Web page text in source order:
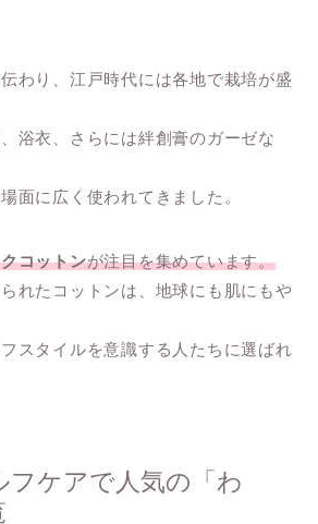
わり、江戸時代には各地で栽培が盛
浴衣、さらには絆創膏のガーゼな
面に広く使われてきました。
コットンが注目を集めています。
れたコットンは、地球にも肌にもや
スタイルを意識する人たちに選ばれ
フケアで人気の「わ